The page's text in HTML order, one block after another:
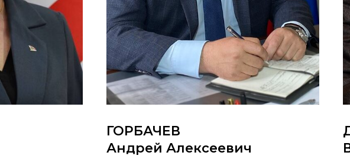
ГОРБАЧЕВ
Андрей Алексеевич